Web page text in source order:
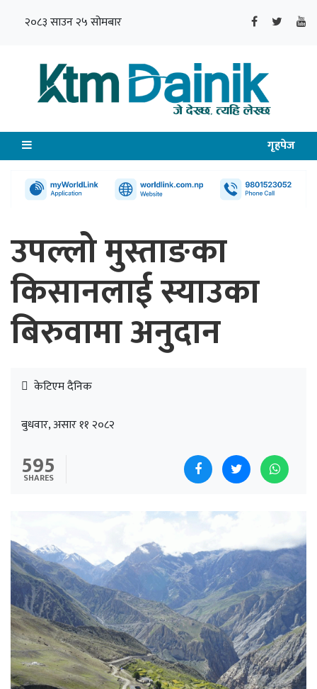
२०८३ साउन २५ सोमबार
गृहपेज
उपल्लो मुस्ताङका
किसानलाई स्याउका
बिरुवामा अनुदान
केटिएम दैनिक
बुधवार, असार ११ २०८२
595
SHARES